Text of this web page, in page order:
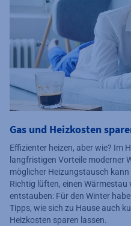
Gas und Heizkosten
Effizienter heizen, aber wie? Im
langfristigen Vorteile moderner
möglicher Heizungstausch
Richtig lüften, einen Wärmestau
entstauben: Für den Winter
Tipps, wie sich zu Hause auch
Heizkosten sparen lassen.